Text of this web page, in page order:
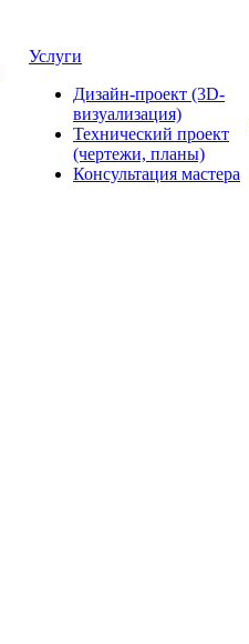
Услуги
Дизайн-проект (3D-
визуализация)
Технический проект
(чертежи, планы)
Консультация мастера